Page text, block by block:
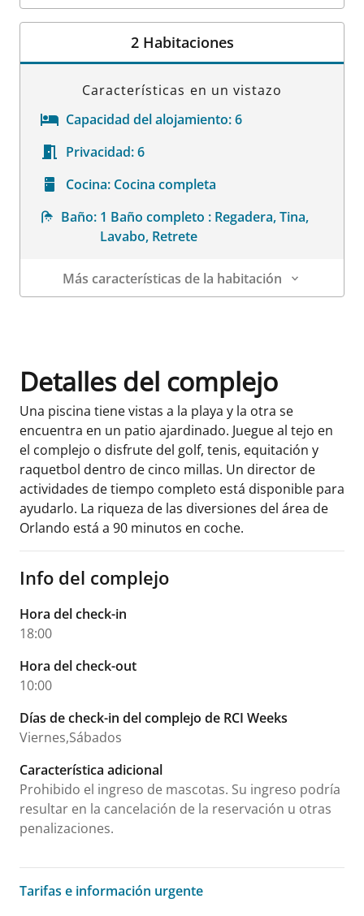
Datos de la habitación
2 Habitaciones
Características en un vistazo
Capacidad del alojamiento:6
Privacidad:6
Cocina: Cocina completa
Baño: 1 Baño completo : Regadera, Tina,
Lavabo, Retrete
Más características de la habitación
Detalles del complejo
Una piscina tiene vistas a la playa y la otra se
encuentra en un patio ajardinado. Juegue al tejo en
el complejo o disfrute del golf, tenis, equitación y
raquetbol dentro de cinco millas. Un director de
actividades de tiempo completo está disponible para
ayudarlo. La riqueza de las diversiones del área de
Orlando está a 90 minutos en coche.
Info del complejo
Hora del check-in
18:00
Hora del check-out
10:00
Días de check-in del complejo de RCI Weeks
Viernes,Sábados
Característica adicional
Prohibido el ingreso de mascotas. Su ingreso podría
resultar en la cancelación de la reservación u otras
penalizaciones.
Tarifas e información urgente